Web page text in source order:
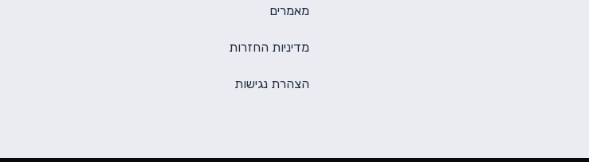
מאמרים
מדיניות החזרות
הצהרת נגישות